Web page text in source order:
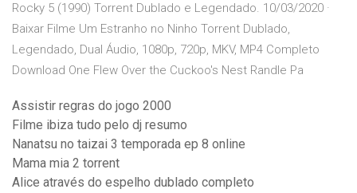
Rocky 5 (1990) Torrent Dublado e Legendado. 10/03/2020 ·
Baixar Filme Um Estranho no Ninho Torrent Dublado,
Legendado, Dual Áudio, 1080p, 720p, MKV, MP4 Completo
Download One Flew Over the Cuckoo's Nest Randle Pa
Assistir regras do jogo 2000
Filme ibiza tudo pelo dj resumo
Nanatsu no taizai 3 temporada ep 8 online
Mama mia 2 torrent
Alice através do espelho dublado completo